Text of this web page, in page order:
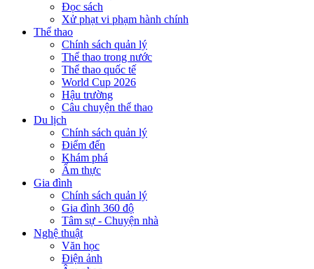
Đọc sách
Xử phạt vi phạm hành chính
Thể thao
Chính sách quản lý
Thể thao trong nước
Thể thao quốc tế
World Cup 2026
Hậu trường
Câu chuyện thể thao
Du lịch
Chính sách quản lý
Điểm đến
Khám phá
Ẩm thực
Gia đình
Chính sách quản lý
Gia đình 360 độ
Tâm sự - Chuyện nhà
Nghệ thuật
Văn học
Điện ảnh